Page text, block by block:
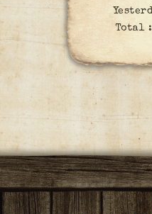
Total :